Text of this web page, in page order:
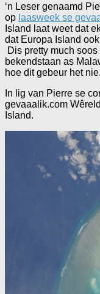
‘n Leser genaamd
op laasweek se
Island laat weet dat
dat Europa Island
Dis pretty much
bekendstaan as
hoe dit gebeur het nie.
In lig van Pierre se
gevaaalik.com
Island.